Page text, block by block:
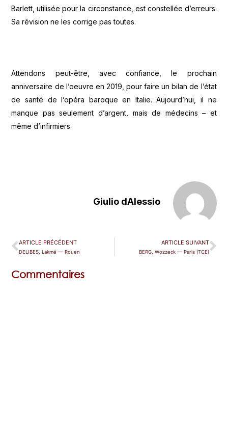
Barlett, utilisée pour la circonstance, est constellée d’erreurs.
Sa révision ne les corrige pas toutes.
Attendons peut-être, avec confiance, le prochain
anniversaire de l’oeuvre en 2019, pour faire un bilan de l’état
de santé de l’opéra baroque en Italie. Aujourd’hui, il ne
manque pas seulement d’argent, mais de médecins – et
même d’infirmiers.
Giulio dAlessio
ARTICLE PRÉCÉDENT
DELIBES, Lakmé — Rouen
ARTICLE SUIVANT
BERG, Wozzeck — Paris (TCE)
Commentaires